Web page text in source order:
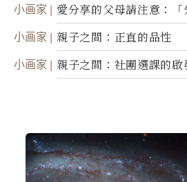
小画家 愛分享的父母請注意：
小画家 親子之間：正直的品性
小画家 親子之間：社團選課的啟